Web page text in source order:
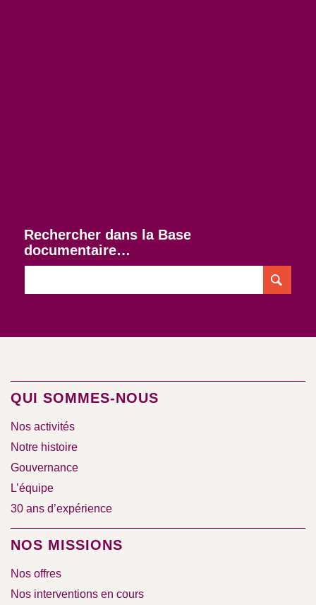
Rechercher dans la Base
documentaire…
QUI SOMMES-NOUS
Nos activités
Notre histoire
Gouvernance
L’équipe
30 ans d’expérience
NOS MISSIONS
Nos offres
Nos interventions en cours